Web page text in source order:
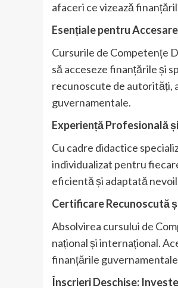
afaceri ce vizează
Esențiale pentru
Cursurile de Competențe
să acceseze finanțările și
recunoscute de autorități,
guvernamentale.
Experiență Profesională
Cu cadre didactice
individualizat pentru
eficientă și adaptată
Certificare Recunoscută
Absolvirea cursului de
național și internațional.
finanțările
Înscrieri Deschise: